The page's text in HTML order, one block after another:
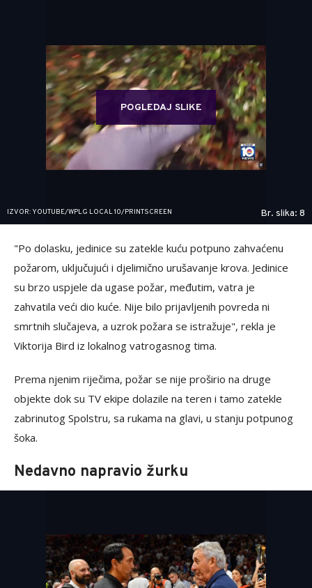
POGLEDAJ SLIKE
IZVOR: YOUTUBE/WPLG LOCAL 10/PRINTSCREEN Br. slika: 8
"Po dolasku, jedinice su zatekle kuću potpuno zahvaćenu
požarom, uključujući i djelimično urušavanje krova. Jedinice
su brzo uspjele da ugase požar, međutim, vatra je
zahvatila veći dio kuće. Nije bilo prijavljenih povreda ni
smrtnih slučajeva, a uzrok požara se istražuje", rekla je
Viktorija Bird iz lokalnog vatrogasnog tima.
Prema njenim riječima, požar se nije proširio na druge
objekte dok su TV ekipe dolazile na teren i tamo zatekle
zabrinutog Spolstru, sa rukama na glavi, u stanju potpunog
šoka.
Nedavno napravio žurku